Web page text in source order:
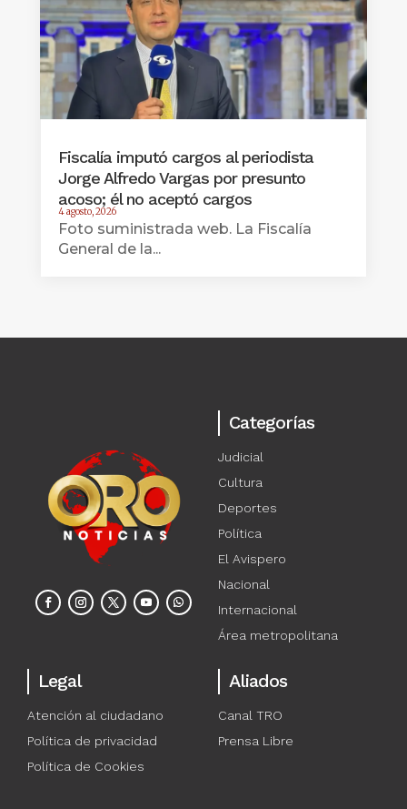
Fiscalía imputó cargos al periodista
Jorge Alfredo Vargas por presunto
acoso; él no aceptó cargos
4 agosto, 2026
Foto suministrada web. La Fiscalía
General de la...
Categorías
Judicial
Cultura
Deportes
Política
El Avispero
Nacional
Internacional
Área metropolitana
Legal
Atención al ciudadano
Política de privacidad
Política de Cookies
Aliados
Canal TRO
Prensa Libre